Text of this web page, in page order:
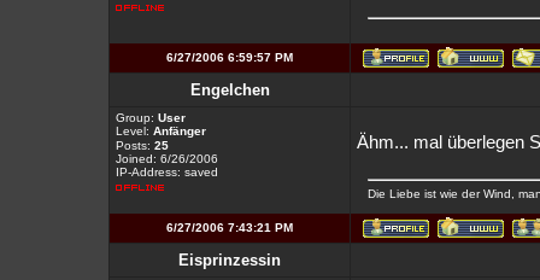
6/27/2006 6:59:57 PM
Engelchen
Group: User
Level: Anfänger
Posts: 25
Joined: 6/26/2006
IP-Address: saved
Ähm... mal überlegen
Die Liebe ist wie der Wind,
6/27/2006 7:43:21 PM
Eisprinzessin